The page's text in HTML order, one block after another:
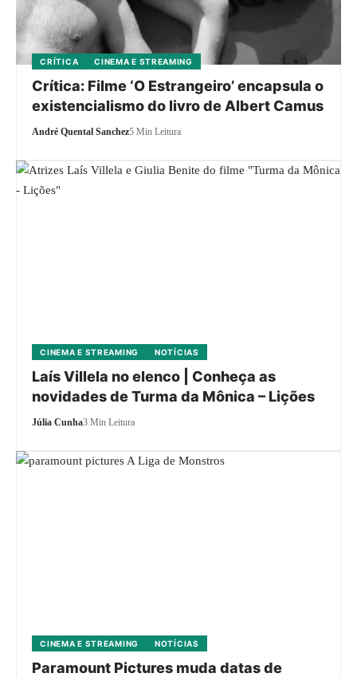
CRÍTICA CINEMA E STREAMING
Crítica: Filme ‘O Estrangeiro’ encapsula o
existencialismo do livro de Albert Camus
André Quental Sanchez5 Min Leitura
CINEMA E STREAMING NOTÍCIAS
Laís Villela no elenco | Conheça as
novidades de Turma da Mônica – Lições
Júlia Cunha3 Min Leitura
CINEMA E STREAMING NOTÍCIAS
Paramount Pictures muda datas de